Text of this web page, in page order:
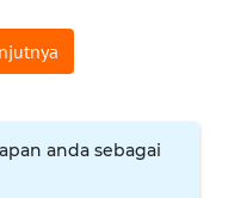
anda sebagai